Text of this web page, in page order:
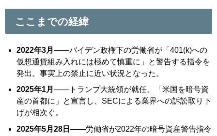
ここまでの経緯
2022年3月 ——バイデン政権下の労働省が「401(k)への
仮想通貨組み入れには極めて慎重に」と警告する指令を
発出。事実上の禁止に近い状況となった。
2025年1月 ——トランプ大統領が就任。「米国を暗号資
産の首都に」と宣言し、SECによる業界への訴訟取り下
げが相次ぐ。
2025年5月28日 ——労働省が2022年の暗号資産警告指令